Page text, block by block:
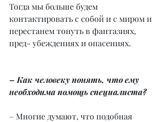
Тогда мы больше будем
контактировать с собой и с миром и
перестанем тонуть в фантазиях,
пред- убеждениях и опасениях.
– Как человеку понять, что ему
необходима помощь специалиста?
– Многие думают, что подобная